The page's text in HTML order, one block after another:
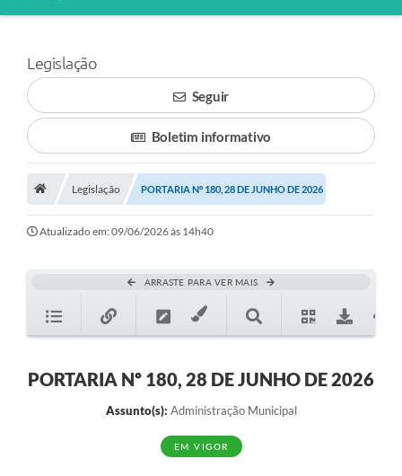
Poder Legislativo
A Prefeitura
Município
Galeria de Fotos
Ouvidoria
Legislação
Seguir
Boletim informativo
Legislação PORTARIA Nº 180, 28 DE JUNHO DE 2026
Atualizado em: 09/06/2026 às 14h40
ARRASTE PARA VER MAIS
PORTARIA Nº 180, 28 DE JUNHO DE 2026
Assunto(s): Administração Municipal
EM VIGOR